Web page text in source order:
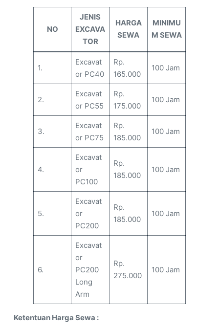
NO
JENIS
EXCAVA
TOR
HARGA
SEWA
MINIMU
M SEWA
1.
Excavat
or PC40
Rp.
165.000
100 Jam
2.
Excavat
or PC55
Rp.
175.000
100 Jam
3.
Excavat
or PC75
Rp.
185.000
100 Jam
4.
Excavat
or
PC100
Rp.
185.000
100 Jam
5.
Excavat
or
PC200
Rp.
185.000
100 Jam
6.
Excavat
or
PC200
Long
Arm
Rp.
275.000
100 Jam
Ketentuan Harga Sewa :